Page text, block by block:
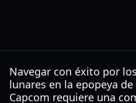
Navegar con éxito por
lunares en la epopeya
Capcom requiere una